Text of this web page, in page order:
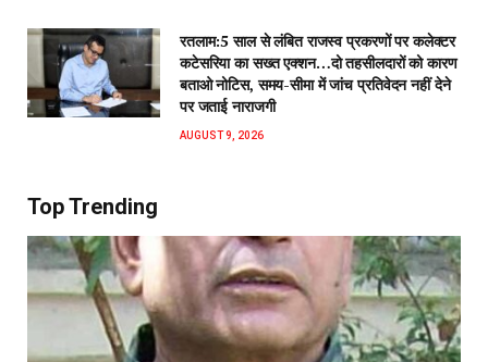
रतलाम:5 साल से लंबित राजस्व प्रकरणों पर कलेक्टर
कटेसरिया का सख्त एक्शन…दो तहसीलदारों को कारण
बताओ नोटिस, समय-सीमा में जांच प्रतिवेदन नहीं देने
पर जताई नाराजगी
AUGUST 9, 2026
Top Trending